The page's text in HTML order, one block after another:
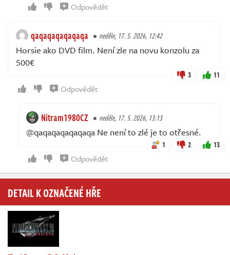
Odpovědět
qaqaqaqaqaqaqa neděle, 17. 5. 2026, 12:42
Horsie ako DVD film. Není zle na novu konzolu za
500€
3 11
Odpovědět
Nitram1980CZ neděle, 17. 5. 2026, 13:13
@qaqaqaqaqaqaqa Ne není to zlé je to otřesné.
1 2 13
Odpovědět
DETAIL K OZNAČENÉ HŘE